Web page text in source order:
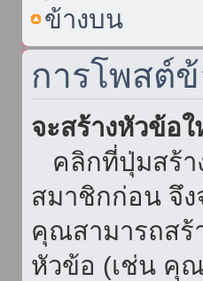
ข้างบน
การโพสต์
จะสร้างหัวข้อ
คลิกที่ปุ่มสร้า
สมาชิกก่อน จึ
คุณสามารถสร้
หัวข้อ (เช่น คุ